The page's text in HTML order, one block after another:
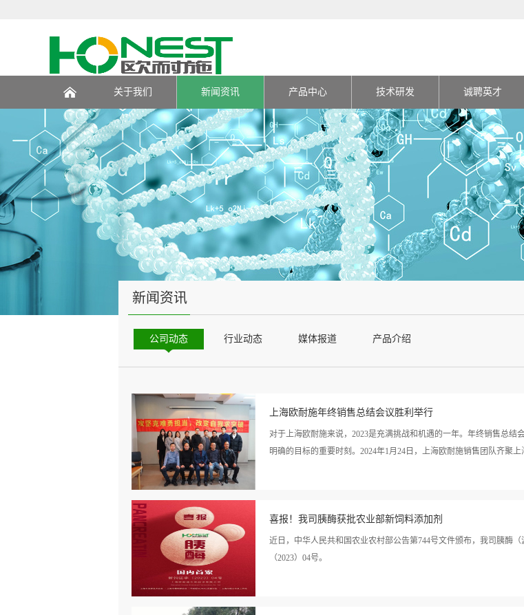
页
关于我们 新闻资讯 产品中心 技术研发 诚聘英才
新闻资讯
公司动态 行业动态 媒体报道 产品介绍
上海欧耐施年终销售总结会议胜利举行
对于上海欧耐施来说，2023是充满挑战和机遇的一年。年终销售总
明确的目标的重要时刻。2024年1月24日，上海欧耐施销售团队齐聚
术团队分享他们的独特见解和经验，为我们指引明确的发展方向。本
家授课 理论支撑1. 蛋鸡应激主题授课来自扬州大学的杨海明教授，
蛋鸡应激的相关措施”等3方面，完整地就“蛋鸡应激”主题对与会人员
喜报！我司胰酶获批农业部新饲料添加剂
近日，中华人民共和国农业农村部公告第744号文件颁布，我司胰酶
（2023）04号。